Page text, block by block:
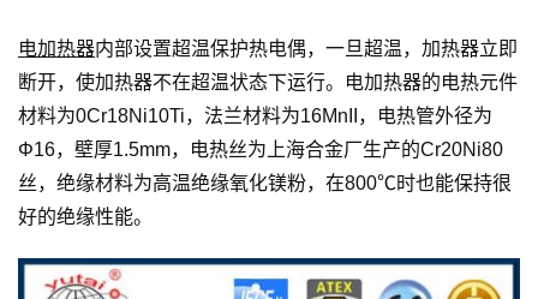
电加热器内部设置超温保护热电偶，一旦超温，加热器立即
断开，使加热器不在超温状态下运行。电加热器的电热元件
材料为0Cr18Ni10Ti，法兰材料为16MnII，电热管外径为
Φ16，壁厚1.5mm，电热丝为上海合金厂生产的Cr20Ni80
丝，绝缘材料为高温绝缘氧化镁粉，在800℃时也能保持很
好的绝缘性能。